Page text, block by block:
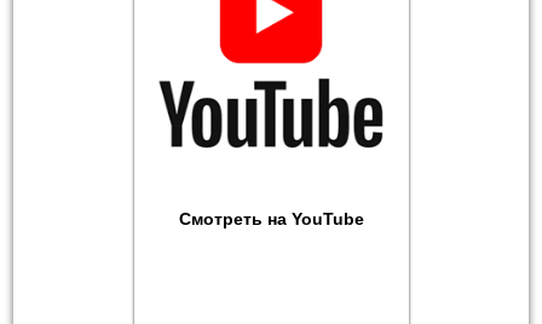
Смотреть на YouTube